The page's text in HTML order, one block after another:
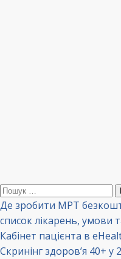
Пошук:
Де зробити МРТ
список лікарень, умови
Кабінет пацієнта в
Скринінг здоров’я 40+ у